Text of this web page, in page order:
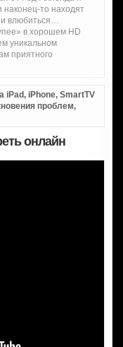
то находят
влюбиться…
в хорошем HD
уникальном
приятного
iPad, iPhone, SmartTV
проблем,
онлайн